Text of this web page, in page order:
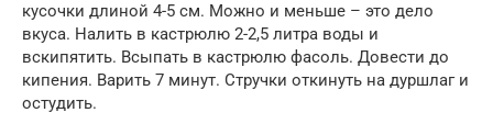
кусочки длиной 4-5 см. Можно и меньше – это дело
вкуса. Налить в кастрюлю 2-2,5 литра воды и
вскипятить. Всыпать в кастрюлю фасоль. Довести до
кипения. Варить 7 минут. Стручки откинуть на дуршлаг и
остудить.